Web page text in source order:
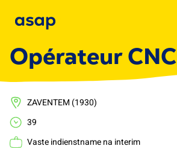
Opérateur CNC
ZAVENTEM (1930)
39
Vaste indienstname na interim